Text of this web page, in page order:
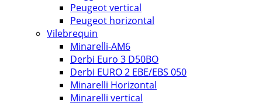
Peugeot vertical
Peugeot horizontal
Vilebrequin
Minarelli-AM6
Derbi Euro 3 D50BO
Derbi EURO 2 EBE/EBS 050
Minarelli Horizontal
Minarelli vertical